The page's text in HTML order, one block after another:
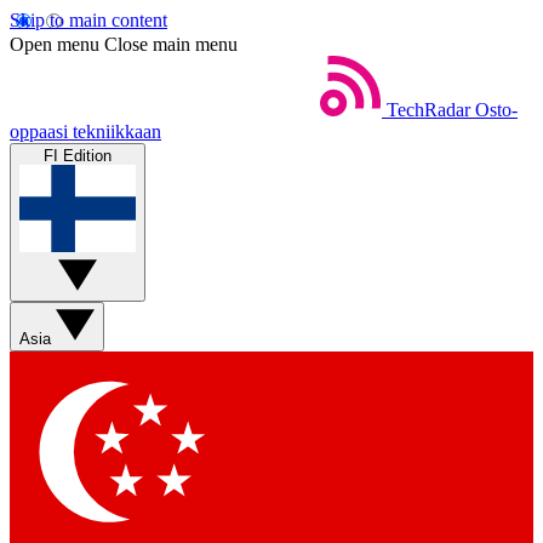
Skip to main content
Open menu Close main menu
TechRadar Osto-
oppaasi tekniikkaan
FI Edition
Asia